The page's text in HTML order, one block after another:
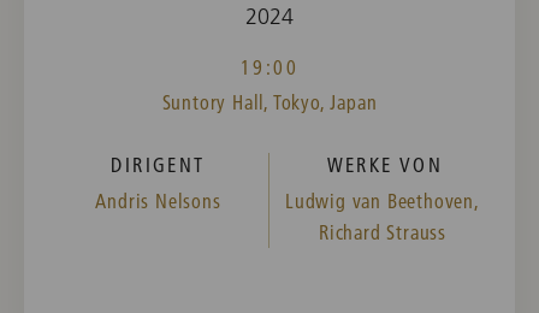
2024
19:00
Suntory Hall, Tokyo, Japan
DIRIGENT
Andris Nelsons
WERKE VON
Ludwig van Beethoven,
Richard Strauss